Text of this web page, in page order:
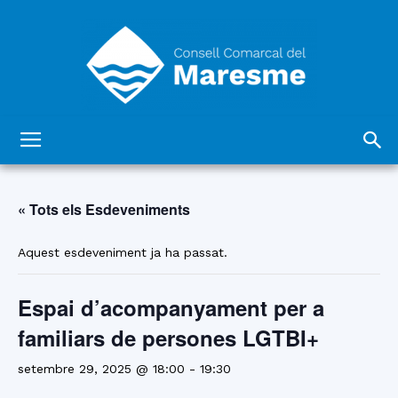
del
« Tots els Esdeveniments
Aquest esdeveniment ja ha passat.
Espai d’acompanyament per a
familiars de persones LGTBI+
setembre 29, 2025 @ 18:00 - 19:30